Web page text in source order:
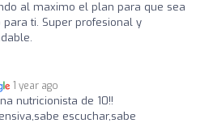
al maximo el plan para que sea
ti. Super profesional y
1 year ago
nutricionista de 10!!
escuchar,sabe